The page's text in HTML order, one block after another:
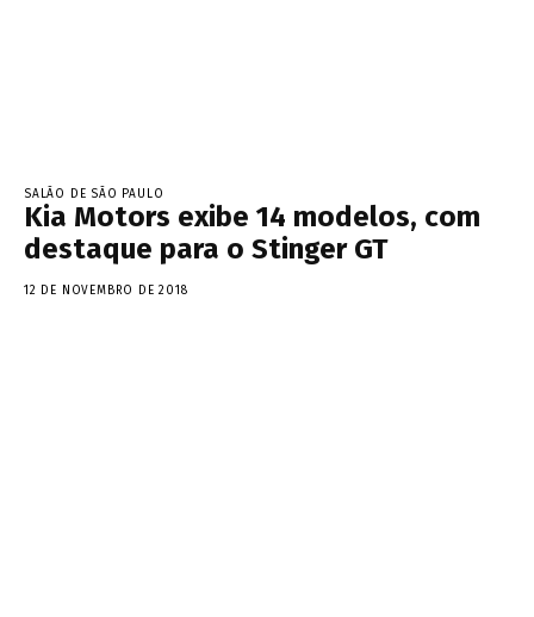
SALÃO DE SÃO PAULO
Kia Motors exibe 14 modelos, com
destaque para o Stinger GT
12 DE NOVEMBRO DE 2018